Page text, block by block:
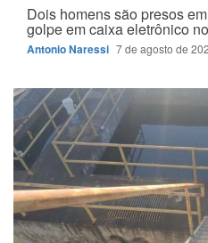
Dois homens são presos
golpe em caixa eletrônico
Antonio Naressi 7 de agosto de